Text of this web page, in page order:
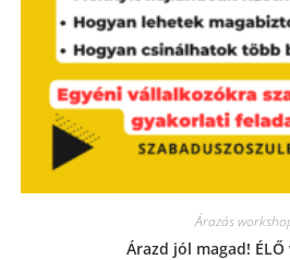
Árazás
Árazd jól magad!